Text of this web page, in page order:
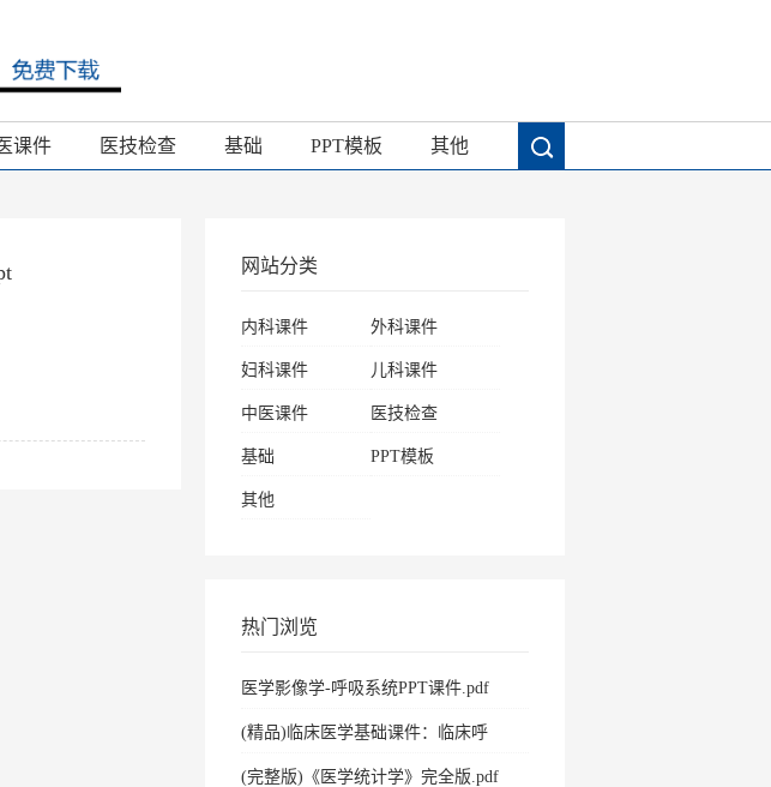
课件 医技检查 基础 PPT模板 其他
网站分类
内科课件 外科课件
妇科课件 儿科课件
中医课件 医技检查
基础 PPT模板
其他
热门浏览
医学影像学-呼吸系统PPT课件.pdf
(精品)临床医学基础课件：临床呼
(完整版)《医学统计学》完全版.pdf